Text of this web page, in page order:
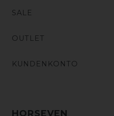
SALE
OUTLET
KUNDENKONTO
HORSEVEN